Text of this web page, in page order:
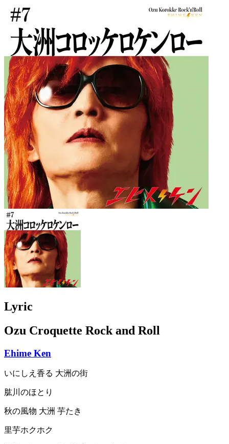
Lyric
Ozu Croquette Rock and Roll
Ehime Ken
いにしえ香る 大洲の街
肱川のほとり
秋の風物 大洲 芋たき
里芋ホクホク